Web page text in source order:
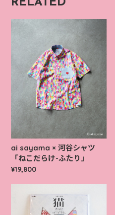
RELATED
ai sayama × 河谷シャツ
「ねこだらけ-ふたり」
¥19,800